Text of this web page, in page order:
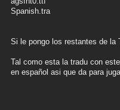
Spanish.tra
Si le pongo los restantes de la
Tal como esta la tradu con
en español asi que da para